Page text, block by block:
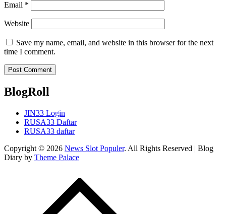
Email *
Website
Save my name, email, and website in this browser for the next
time I comment.
BlogRoll
JIN33 Login
RUSA33 Daftar
RUSA33 daftar
Copyright © 2026 News Slot Populer. All Rights Reserved | Blog
Diary by Theme Palace